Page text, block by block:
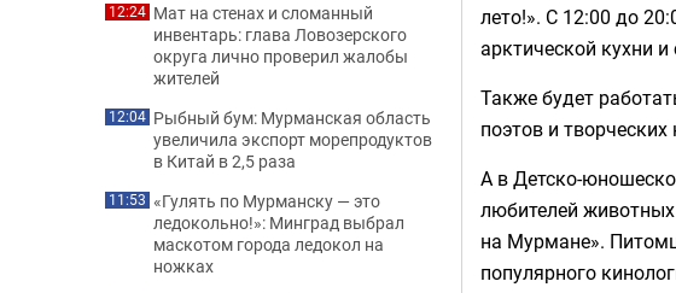
лето!». С 12:00 до
арктической кухни
Также будет
поэтов и
А в Детско-
любителей
на Мурмане».
популярного
12:24 Мат на стенах и сломанный
инвентарь: глава Ловозерского
округа лично проверил жалобы
жителей
12:04 Рыбный бум: Мурманская область
увеличила экспорт морепродуктов
в Китай в 2,5 раза
11:53 «Гулять по Мурманску — это
ледокольно!»: Минград выбрал
маскотом города ледокол на
ножках